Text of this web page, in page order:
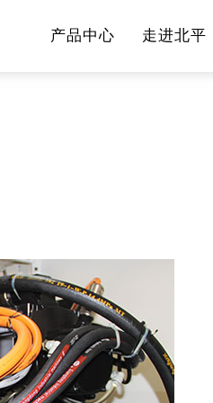
产品中心 走进北平